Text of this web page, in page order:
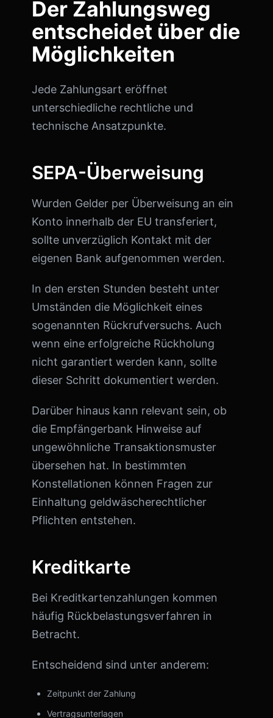
Der Zahlungsweg
entscheidet über die
Möglichkeiten
Jede Zahlungsart eröffnet
unterschiedliche rechtliche und
technische Ansatzpunkte.
SEPA-Überweisung
Wurden Gelder per Überweisung an ein
Konto innerhalb der EU transferiert,
sollte unverzüglich Kontakt mit der
eigenen Bank aufgenommen werden.
In den ersten Stunden besteht unter
Umständen die Möglichkeit eines
sogenannten Rückrufversuchs. Auch
wenn eine erfolgreiche Rückholung
nicht garantiert werden kann, sollte
dieser Schritt dokumentiert werden.
Darüber hinaus kann relevant sein, ob
die Empfängerbank Hinweise auf
ungewöhnliche Transaktionsmuster
übersehen hat. In bestimmten
Konstellationen können Fragen zur
Einhaltung geldwäscherechtlicher
Pflichten entstehen.
Kreditkarte
Bei Kreditkartenzahlungen kommen
häufig Rückbelastungsverfahren in
Betracht.
Entscheidend sind unter anderem:
Zeitpunkt der Zahlung
Vertragsunterlagen